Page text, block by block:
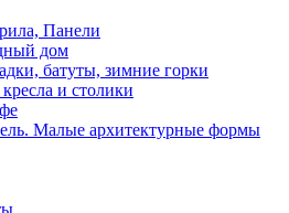
Панели
дом
батуты, зимние горки
и столики
Малые архитектурные формы